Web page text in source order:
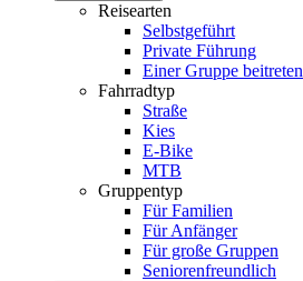
Reisearten
Selbstgeführt
Private Führung
Einer Gruppe beitreten
Fahrradtyp
Straße
Kies
E-Bike
MTB
Gruppentyp
Für Familien
Für Anfänger
Für große Gruppen
Seniorenfreundlich